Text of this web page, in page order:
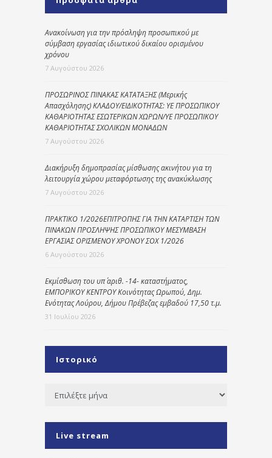
Ανακοίνωση για την πρόσληψη προσωπικού με
σύμβαση εργασίας ιδιωτικού δικαίου ορισμένου
χρόνου
7 Αυγούστου 2026
ΠΡΟΣΩΡΙΝΟΣ ΠΙΝΑΚΑΣ ΚΑΤΑΤΑΞΗΣ (Μερικής
Απασχόλησης) ΚΛΑΔΟΥ/ΕΙΔΙΚΟΤΗΤΑΣ: ΥΕ ΠΡΟΣΩΠΙΚΟΥ
ΚΑΘΑΡΙΟΤΗΤΑΣ ΕΣΩΤΕΡΙΚΩΝ ΧΩΡΩΝ/ΥΕ ΠΡΟΣΩΠΙΚΟΥ
ΚΑΘΑΡΙΟΤΗΤΑΣ ΣΧΟΛΙΚΩΝ ΜΟΝΑΔΩΝ
7 Αυγούστου 2026
Διακήρυξη δημοπρασίας μίσθωσης ακινήτου για τη
λειτουργία χώρου μεταφόρτωσης της ανακύκλωσης
7 Αυγούστου 2026
ΠΡΑΚΤΙΚΟ 1/2026ΕΠΙΤΡΟΠΗΣ ΓΙΑ ΤΗΝ ΚΑΤΑΡΤΙΣΗ ΤΩΝ
ΠΙΝΑΚΩΝ ΠΡΟΣΛΗΨΗΣ ΠΡΟΣΩΠΙΚΟΥ ΜΕΣΥΜΒΑΣΗ
ΕΡΓΑΣΙΑΣ ΟΡΙΣΜΕΝΟΥ ΧΡΟΝΟΥ ΣΟΧ 1/2026
6 Αυγούστου 2026
Εκμίσθωση του υπ΄ αριθ. -14- καταστήματος,
ΕΜΠΟΡΙΚΟΥ ΚΕΝΤΡΟΥ Κοινότητας Ωρωπού, Δημ.
Ενότητας Λούρου, Δήμου Πρέβεζας εμβαδού 17,50 τ.μ.
31 Ιουλίου 2026
Ιστορικό
Ιστορικό
Live stream